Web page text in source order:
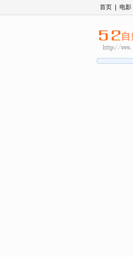
首页 电影